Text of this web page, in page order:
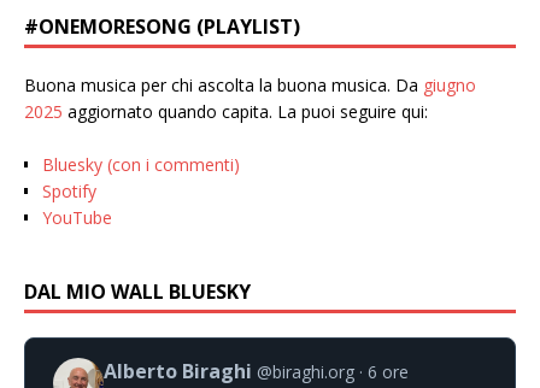
#ONEMORESONG (PLAYLIST)
Buona musica per chi ascolta la buona musica. Da giugno
2025 aggiornato quando capita. La puoi seguire qui:
Bluesky (con i commenti)
Spotify
YouTube
DAL MIO WALL BLUESKY
Alberto Biraghi @biraghi.org 6 ore